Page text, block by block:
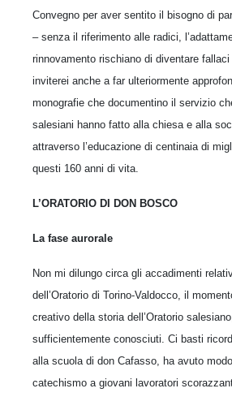
Convegno per aver sentito il bisogno di
– senza il riferimento alle radici,
rinnovamento rischiano di diventare
inviterei anche a far ulteriormente
monografie che documentino il servizio
salesiani hanno fatto alla chiesa e alla
attraverso l’educazione di centinaia di
questi 160 anni di vita.
L’ORATORIO DI DON BOSCO
La fase aurorale
Non mi dilungo circa gli accadimenti
dell’Oratorio di Torino-Valdocco, il
creativo della storia dell’Oratorio
sufficientemente conosciuti. Ci basti
alla scuola di don Cafasso, ha avuto
catechismo a giovani lavoratori